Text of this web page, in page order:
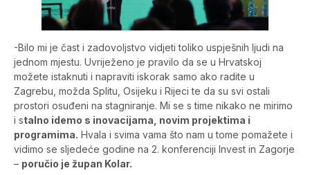
-Bilo mi je čast i zadovoljstvo vidjeti toliko uspješnih ljudi na
jednom mjestu. Uvriježeno je pravilo da se u Hrvatskoj
možete istaknuti i napraviti iskorak samo ako radite u
Zagrebu, možda Splitu, Osijeku i Rijeci te da su svi ostali
prostori osuđeni na stagniranje. Mi se s time nikako ne mirimo
i stalno idemo s inovacijama, novim projektima i
programima. Hvala i svima vama što nam u tome pomažete i
vidimo se sljedeće godine na 2. konferenciji Invest in Zagorje
– poručio je župan Kolar.